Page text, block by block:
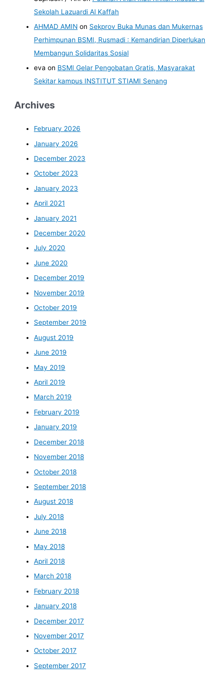
Sekolah Lazuardi Al Kaffah
AHMAD AMIN on Sekprov Buka Munas dan Mukernas
Perhimpunan BSMI, Rusmadi : Kemandirian Diperlukan
Membangun Solidaritas Sosial
eva on BSMI Gelar Pengobatan Gratis, Masyarakat
Sekitar kampus INSTITUT STIAMI Senang
Archives
February 2026
January 2026
December 2023
October 2023
January 2023
April 2021
January 2021
December 2020
July 2020
June 2020
December 2019
November 2019
October 2019
September 2019
August 2019
June 2019
May 2019
April 2019
March 2019
February 2019
January 2019
December 2018
November 2018
October 2018
September 2018
August 2018
July 2018
June 2018
May 2018
April 2018
March 2018
February 2018
January 2018
December 2017
November 2017
October 2017
September 2017